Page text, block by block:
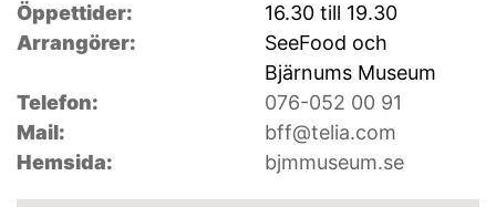
Öppettider:
16.30 till 19.30
Arrangörer:
SeeFood och
Bjärnums Museum
Telefon:
076-052 00 91
Mail:
bff@telia.com
Hemsida:
bjmmuseum.se